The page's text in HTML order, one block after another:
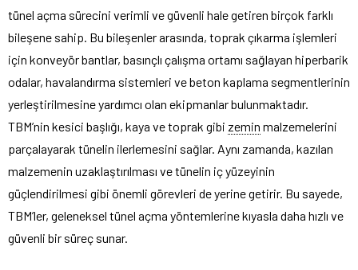
tünel açma sürecini verimli ve güvenli hale getiren birçok farklı
bileşene sahip. Bu bileşenler arasında, toprak çıkarma işlemleri
için konveyör bantlar, basınçlı çalışma ortamı sağlayan hiperbarik
odalar, havalandırma sistemleri ve beton kaplama segmentlerinin
yerleştirilmesine yardımcı olan ekipmanlar bulunmaktadır.
TBM’nin kesici başlığı, kaya ve toprak gibi zemin malzemelerini
parçalayarak tünelin ilerlemesini sağlar. Aynı zamanda, kazılan
malzemenin uzaklaştırılması ve tünelin iç yüzeyinin
güçlendirilmesi gibi önemli görevleri de yerine getirir. Bu sayede,
TBM’ler, geleneksel tünel açma yöntemlerine kıyasla daha hızlı ve
güvenli bir süreç sunar.